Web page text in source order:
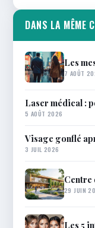
DANS LA MÊME
Les
7 AOÛT
Laser médical :
5 AOÛT 2026
Visage gonflé
3 JUIL 2026
Centre
29 JUIN
Les 5